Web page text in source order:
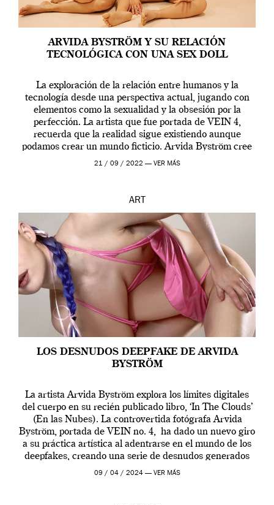
ARVIDA BYSTRÖM Y SU RELACIÓN
TECNOLÓGICA CON UNA SEX DOLL
La exploración de la relación entre humanos y la
tecnología desde una perspectiva actual, jugando con
elementos como la sexualidad y la obsesión por la
perfección. La artista que fue portada de VEIN 4,
recuerda que la realidad sigue existiendo aunque
podamos crear un mundo ficticio. Arvida Byström cree
que los humanos tienen un complejo […]
21 / 09 / 2022 — VER MÁS
ART
LOS DESNUDOS DEEPFAKE DE ARVIDA
BYSTRÖM
La artista Arvida Byström explora los límites digitales
del cuerpo en su recién publicado libro, ‘In The Clouds’
(En las Nubes). La controvertida fotógrafa Arvida
Byström, portada de VEIN no. 4, ha dado un nuevo giro
a su práctica artística al adentrarse en el mundo de los
deepfakes, creando una serie de desnudos generados
por […]
09 / 04 / 2024 — VER MÁS